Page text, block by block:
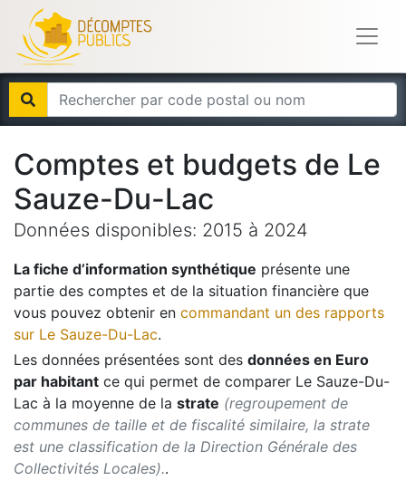
Comptes et budgets de Le
Sauze-Du-Lac
Données disponibles: 2015 à 2024
La fiche d’information synthétique présente une
partie des comptes et de la situation financière que
vous pouvez obtenir en commandant un des rapports
sur Le Sauze-Du-Lac.
Les données présentées sont des données en Euro
par habitant ce qui permet de comparer Le Sauze-Du-
Lac à la moyenne de la strate (regroupement de
communes de taille et de fiscalité similaire, la strate
est une classification de la Direction Générale des
Collectivités Locales)..